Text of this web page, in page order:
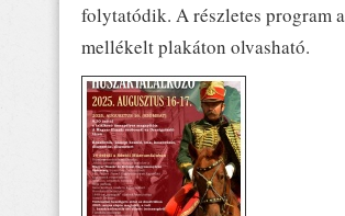
folytatódik. A részletes program a
mellékelt plakáton olvasható.